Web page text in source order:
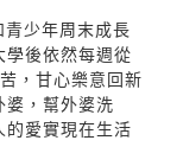
少年周末成長
後依然每週從
，甘心樂意回新
婆，幫外婆洗
愛實現在生活